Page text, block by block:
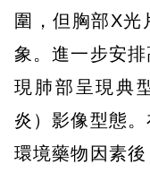
圍，但胸部X光
象。進一步安
現肺部呈現典
炎）影像型態
環境藥物因素後